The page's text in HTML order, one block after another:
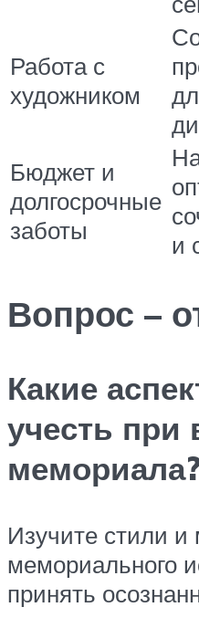
Работа с
художником
Бюджет и
долгосрочные
заботы
и
Вопрос –
Какие
учесть
Изучите стили
мемориального
принять